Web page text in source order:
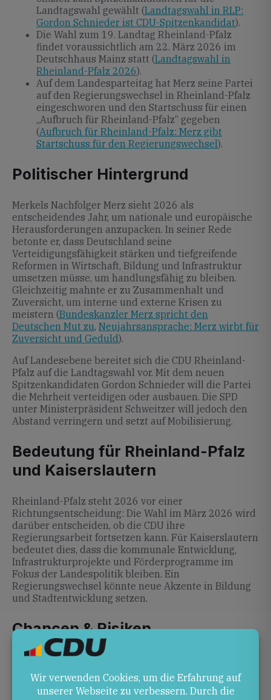
Landtagswahl gewählt (Landtagswahl in RLP:
Gordon Schnieder ist CDU-Spitzenkandidat).
Die Wahl zum 19. Landtag Rheinland-Pfalz
findet voraussichtlich am 22. März 2026 im
Deutschhaus Mainz statt (Landtagswahl in
Rheinland-Pfalz 2026).
Auf dem Landesparteitag hat Merz seine Partei
auf den Regierungswechsel in Rheinland-Pfalz
eingeschworen und den Startschuss für einen
„Aufbruch für Rheinland-Pfalz“ gegeben
(Aufbruch für Rheinland-Pfalz: Merz gibt
Startschuss für den Regierungswechsel).
Politischer Hintergrund
Merkels Nachfolger Merz sieht 2026 als
entscheidendes Jahr, um nationale und europäische
Herausforderungen anzupacken. In seiner Rede
betonte er, dass Deutschland seine
Verteidigungsfähigkeit stärken und tiefgreifende
Reformen in Wirtschaft, Bildung und Infrastruktur
umsetzen müsse, um handlungsfähig zu bleiben.
Gleichzeitig mahnte er zu Zusammenhalt und
Zuversicht, um interne und externe Krisen zu
meistern (Bundeskanzler Merz spricht den
Deutschen Mut zu, Neujahrsansprache: Merz wirbt für
Zuversicht und Geduld).
Auf Landesebene bereitet sich die CDU Rheinland-
Pfalz auf die Landtagswahl vor. Mit dem neuen
Spitzenkandidaten Gordon Schnieder will die Partei
die Mehrheit verteidigen oder ausbauen. Die SPD
unter Ministerpräsident Schweitzer will jedoch den
Abstand verringern und setzt auf Mobilisierung.
Bedeutung für Rheinland-Pfalz
und Kaiserslautern
Rheinland-Pfalz steht 2026 vor einer
Richtungsentscheidung: Die Wahl im März 2026 wird
darüber entscheiden, ob die CDU ihre
Regierungsarbeit fortsetzen kann. Für Kaiserslautern
bedeutet dies, dass die kommunale Entwicklung,
Infrastrukturprojekte und Förderprogramme im
Fokus der Landespolitik bleiben. Ein
Regierungswechsel könnte neue Akzente in Bildung
und Stadtentwicklung setzen.
Chancen & Risiken
Chancen: Ein klarer Aufbruchskurs könnte
Vertrauen in die Politik stärken und dringend
benötigte Reformen beschleunigen. Die CDU
kann mit schnellem Start und geschlossener